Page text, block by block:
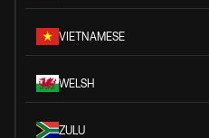
VIETNAMESE
WELSH
ZULU